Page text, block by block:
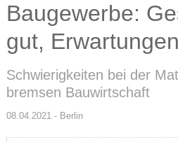
Baugewerbe:
gut,
Schwierigkeiten bei der
bremsen Bauwirtschaft
08.04.2021 - Berlin